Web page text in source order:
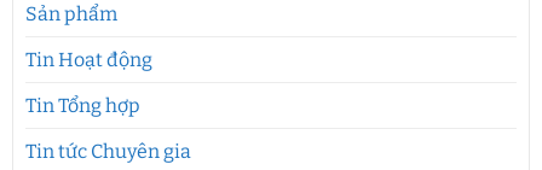
Sản phẩm
Tin Hoạt động
Tin Tổng hợp
Tin tức Chuyên gia